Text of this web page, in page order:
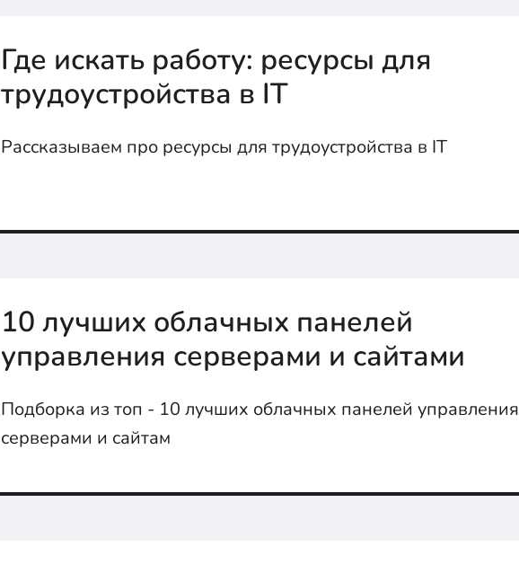
Где искать работу: ресурсы для
трудоустройства в IT
Рассказываем про ресурсы для трудоустройства в IT
10 лучших облачных панелей
управления серверами и сайтами
Подборка из топ - 10 лучших облачных панелей управления
серверами и сайтам